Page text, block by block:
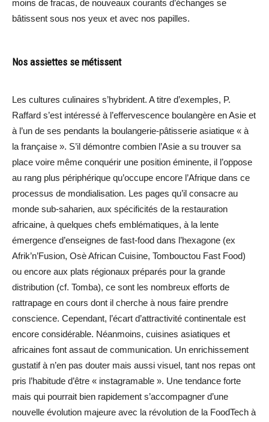
moins de fracas, de nouveaux courants d’échanges se
bâtissent sous nos yeux et avec nos papilles.
Nos assiettes se métissent
Les cultures culinaires s’hybrident. A titre d’exemples, P.
Raffard s’est intéressé à l’effervescence boulangère en Asie et
à l’un de ses pendants la boulangerie-pâtisserie asiatique « à
la française ». S’il démontre combien l’Asie a su trouver sa
place voire même conquérir une position éminente, il l’oppose
au rang plus périphérique qu’occupe encore l’Afrique dans ce
processus de mondialisation. Les pages qu’il consacre au
monde sub-saharien, aux spécificités de la restauration
africaine, à quelques chefs emblématiques, à la lente
émergence d’enseignes de fast-food dans l’hexagone (ex
Afrik’n’Fusion, Osè African Cuisine, Tombouctou Fast Food)
ou encore aux plats régionaux préparés pour la grande
distribution (cf. Tomba), ce sont les nombreux efforts de
rattrapage en cours dont il cherche à nous faire prendre
conscience. Cependant, l’écart d’attractivité continentale est
encore considérable. Néanmoins, cuisines asiatiques et
africaines font assaut de communication. Un enrichissement
gustatif à n’en pas douter mais aussi visuel, tant nos repas ont
pris l’habitude d’être « instagramable ». Une tendance forte
mais qui pourrait bien rapidement s’accompagner d’une
nouvelle évolution majeure avec la révolution de la FoodTech à